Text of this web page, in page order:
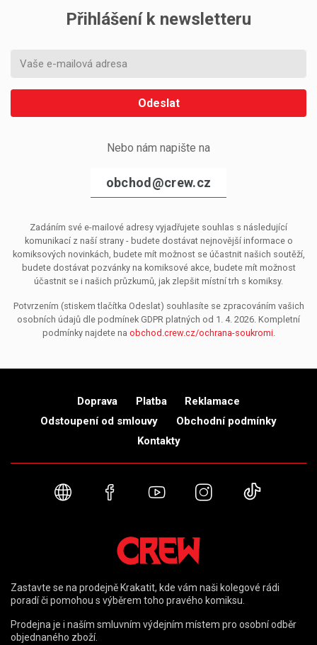
Přihlášení k newsletteru
Odeslat
Nebo nám napište na
obchod@crew.cz
Zadáním své e-mailové adresy vyjadřujete souhlas s následující
komunikací z naší strany - budete dostávat nejnovější informace o
komiksových novinkách, budete mít možnost se účastnit našich soutěží,
budete dostávat pozvánky na komiksové akce, budete mít možnost
účastnit se i našich průzkumů, jak zlepšit místní trh s komiksy.
Potvrzením (stiskem tlačítka Odeslat) souhlasíte se zpracováním vašich
osobních údajů dle podmínek GDPR platných od 1. 4. 2026. Kompletní
podmínky najdete na obchod.crew.cz/ochrana-soukromi.
Doprava Platba
Reklamace
Odstoupení od smlouvy
Obchodní podmínky
Kontakty
Webové stránky
FacebookYouTubeInstagram
Zastavte se na prodejně Krakatit, kde vám naši kolegové rádi
poradí či pomohou s výběrem toho pravého komiksu.
Prodejna je i naším smluvním výdejním místem pro osobní odběr
objednaného zboží.